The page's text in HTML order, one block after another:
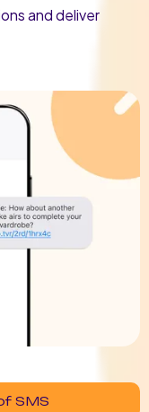
and deliver
SMS